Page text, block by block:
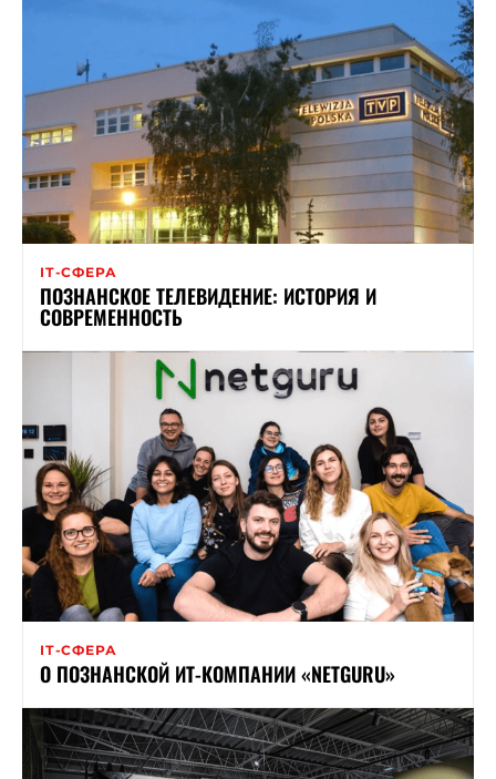
ІТ-СФЕРА
ПОЗНАНСКОЕ ТЕЛЕВИДЕНИЕ: ИСТОРИЯ И
СОВРЕМЕННОСТЬ
ІТ-СФЕРА
О ПОЗНАНСКОЙ ИТ-КОМПАНИИ «NETGURU»